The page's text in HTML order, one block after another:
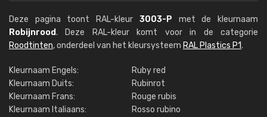
Deze pagina toont RAL-kleur 3003-P met de kleurnaam
Robijnrood. Deze RAL-kleur komt voor in de categorie
Roodtinten, onderdeel van het kleursysteem RAL Plastics P1.
Kleurnaam Engels:
Ruby red
Kleurnaam Duits:
Rubinrot
Kleurnaam Frans:
Rouge rubis
Kleurnaam Italiaans:
Rosso rubino